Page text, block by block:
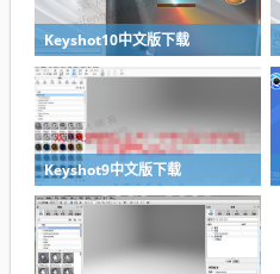
Keyshot10中文版下载
Keyshot9中文版下载